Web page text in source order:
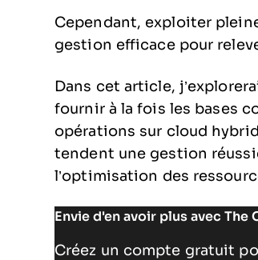
Cependant, exploiter
gestion efficace pour
Dans cet article,
fournir à la fois les bases
opérations sur cloud
tendent une gestion
l’optimisation des
Envie d'en avoir plus avec The
Créez un compte gratuit